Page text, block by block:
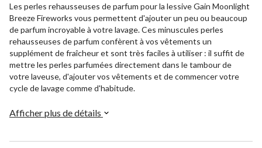
Les perles rehausseuses de parfum pour la lessive Gain Moonlight
Breeze Fireworks vous permettent d'ajouter un peu ou beaucoup
de parfum incroyable à votre lavage. Ces minuscules perles
rehausseuses de parfum confèrent à vos vêtements un
supplément de fraîcheur et sont très faciles à utiliser : il suffit de
mettre les perles parfumées directement dans le tambour de
votre laveuse, d'ajouter vos vêtements et de commencer votre
cycle de lavage comme d'habitude.
Afficher plus de détails